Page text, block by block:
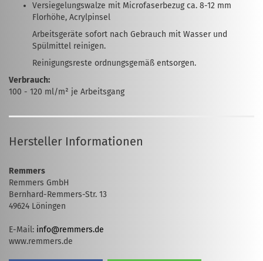
Versiegelungswalze mit Microfaserbezug ca. 8-12 mm
Florhöhe, Acrylpinsel
Arbeitsgeräte sofort nach Gebrauch mit Wasser und
Spülmittel reinigen.
Reinigungsreste ordnungsgemäß entsorgen.
Verbrauch:
100 - 120 ml/m² je Arbeitsgang
Hersteller Informationen
Remmers
Remmers GmbH
Bernhard-Remmers-Str. 13
49624 Löningen
E-Mail: info@remmers.de
www.remmers.de